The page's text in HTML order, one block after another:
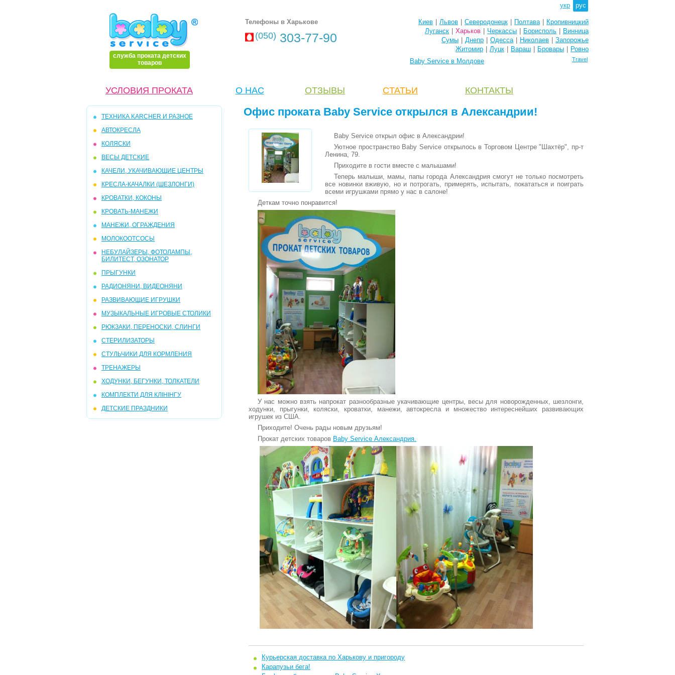
укр рус
служба проката детских
товаров
Телефоны в Харькове
(050) 303-77-90
Киев Львов Северодонецк Полтава
Кропивницкий
Луганск
Харьков Черкассы Борисполь
Винница
Сумы
Днепр Одесса Николаев
Запорожье
Житомир
Луцк Вараш Бровары
Ровно
Baby Service в Молдове
Travel
УСЛОВИЯ ПРОКАТА О НАС ОТЗЫВЫ CТАТЬИ КОНТАКТЫ
ТЕХНИКА KARCHER И РАЗНОЕ
АВТОКРЕСЛА
КОЛЯСКИ
ВЕСЫ ДЕТСКИЕ
КАЧЕЛИ, УКАЧИВАЮЩИЕ ЦЕНТРЫ
КРЕСЛА-КАЧАЛКИ (ШЕЗЛОНГИ)
КРОВАТКИ, КОКОНЫ
КРОВАТЬ-МАНЕЖИ
МАНЕЖИ, ОГРАЖДЕНИЯ
МОЛОКООТСОСЫ
НЕБУЛАЙЗЕРЫ, ФОТОЛАМПЫ,
БИЛИТЕСТ, ОЗОНАТОР
ПРЫГУНКИ
РАДИОНЯНИ, ВИДЕОНЯНИ
РАЗВИВАЮЩИЕ ИГРУШКИ
МУЗЫКАЛЬНЫЕ ИГРОВЫЕ СТОЛИКИ
РЮКЗАКИ, ПЕРЕНОСКИ, СЛИНГИ
СТЕРИЛИЗАТОРЫ
СТУЛЬЧИКИ ДЛЯ КОРМЛЕНИЯ
ТРЕНАЖЕРЫ
ХОДУНКИ, БЕГУНКИ, ТОЛКАТЕЛИ
КОМПЛЕКТИ ДЛЯ КЛІНІНГУ
ДЕТСКИЕ ПРАЗДНИКИ
Офис проката Baby Service открылся в Александрии!
Baby Service открыл офис в Александрии!
Уютное пространство Baby Service открылось в Торговом Центре "Шахтёр", пр-т
Ленина, 79.
Приходите в гости вместе с малышами!
Теперь малыши, мамы, папы города Александрия смогут не только посмотреть
все новинки вживую, но и потрогать, примерять, испытать, покататься и поиграть
всеми игрушками прямо у нас в салоне!
Деткам точно понравится!
У нас можно взять напрокат разнообразные укачивающие центры, весы для новорожденных, шезлонги,
ходунки, прыгунки, коляски, кроватки, манежи, автокресла и множество интереснейших развивающих
игрушек из США.
Приходите! Очень рады новым друзьям!
Прокат детских товаров Baby Service Александрия.
Курьерская доставка по Харькову и пригороду
Карапузьи бега!